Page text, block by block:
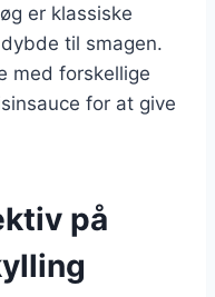
er klassiske
til smagen.
med forskellige
for at give
på